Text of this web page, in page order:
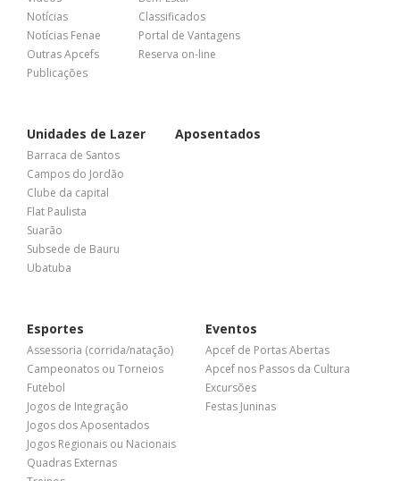
Notícias
Notícias Fenae
Outras Apcefs
Publicações
Classificados
Portal de Vantagens
Reserva on-line
Unidades de Lazer
Barraca de Santos
Campos do Jordão
Clube da capital
Flat Paulista
Suarão
Subsede de Bauru
Ubatuba
Aposentados
Esportes
Assessoria (corrida/natação)
Campeonatos ou Torneios
Futebol
Jogos de Integração
Jogos dos Aposentados
Jogos Regionais ou Nacionais
Quadras Externas
Eventos
Apcef de Portas Abertas
Apcef nos Passos da Cultura
Excursões
Festas Juninas